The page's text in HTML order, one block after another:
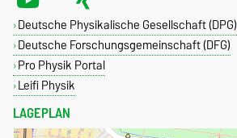
Deutsche Physikalische Gesellschaft (DPG)
Deutsche Forschungsgemeinschaft (DFG)
Pro Physik Portal
Leifi Physik
LAGEPLAN